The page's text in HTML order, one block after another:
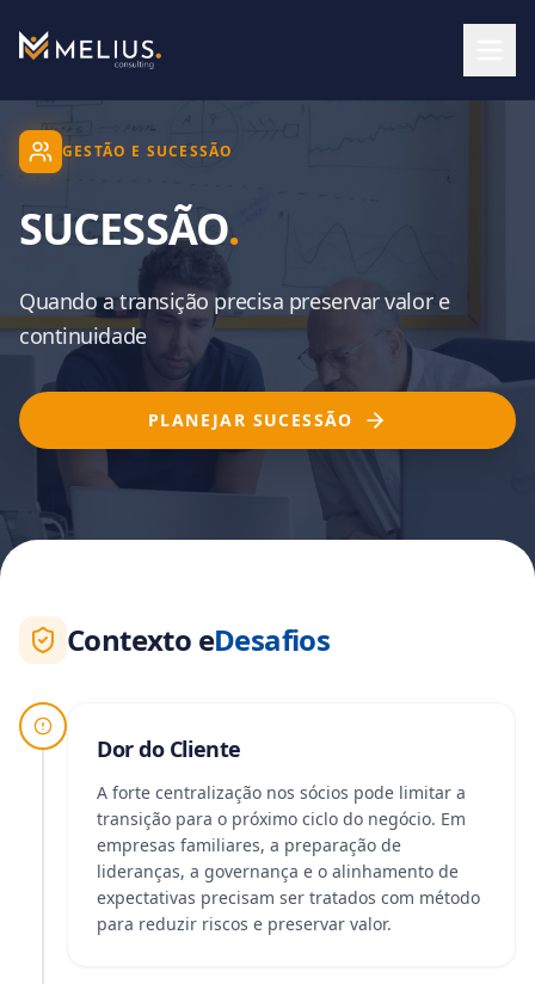
GESTÃO E SUCESSÃO
SUCESSÃO.
Quando a transição precisa preservar valor e
continuidade
PLANEJAR SUCESSÃO
Contexto eDesafios
Dor do Cliente
A forte centralização nos sócios pode limitar a
transição para o próximo ciclo do negócio. Em
empresas familiares, a preparação de
lideranças, a governança e o alinhamento de
expectativas precisam ser tratados com método
para reduzir riscos e preservar valor.